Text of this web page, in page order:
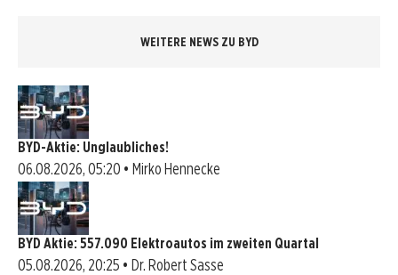
WEITERE NEWS ZU BYD
BYD-Aktie: Unglaubliches!
06.08.2026, 05:20 • Mirko Hennecke
BYD Aktie: 557.090 Elektroautos im zweiten Quartal
05.08.2026, 20:25 • Dr. Robert Sasse